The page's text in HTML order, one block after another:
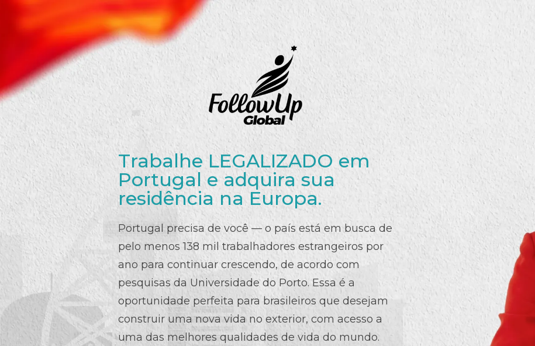
Trabalhe LEGALIZADO em
Portugal e adquira sua
residência na Europa.
Portugal precisa de você — o país está em busca de
pelo menos 138 mil trabalhadores estrangeiros por
ano para continuar crescendo, de acordo com
pesquisas da Universidade do Porto. Essa é a
oportunidade perfeita para brasileiros que desejam
construir uma nova vida no exterior, com acesso a
uma das melhores qualidades de vida do mundo.